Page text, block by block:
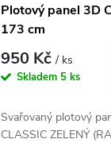
Plotový panel 3D
173 cm
950 Kč/ ks
Skladem 5 ks
Svařovaný plotový
CLASSIC ZELENÝ